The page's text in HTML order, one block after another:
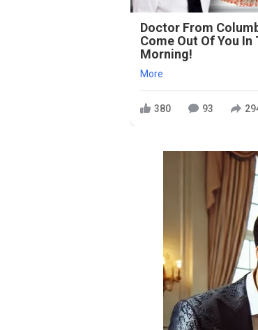
Doctor From
Come Out Of You In
Morning!
More
380 93